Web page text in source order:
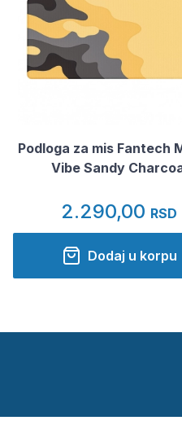
Podloga za mis Fantech
Vibe Sandy
2.290,00 RSD
Dodaj u korpu